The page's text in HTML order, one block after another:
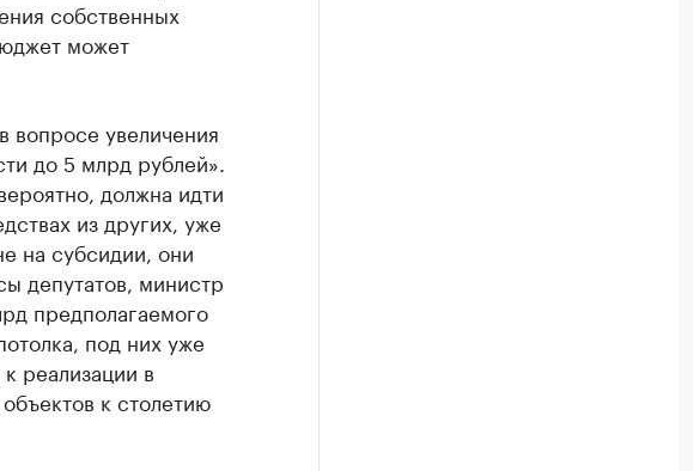
собственных
может
вопросе увеличения
до 5 млрд рублей».
должна идти
из других, уже
на субсидии, они
депутатов, министр
предполагаемого
под них уже
реализации в
к столетию